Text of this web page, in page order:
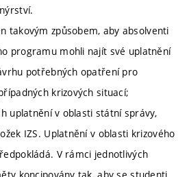
takovým způsobem, aby absolventi
programu mohli najít své uplatnění
potřebných opatření pro
krizových situací;
uplatnění v oblasti státní správy,
IZS. Uplatnění v oblasti krizového
V rámci jednotlivých